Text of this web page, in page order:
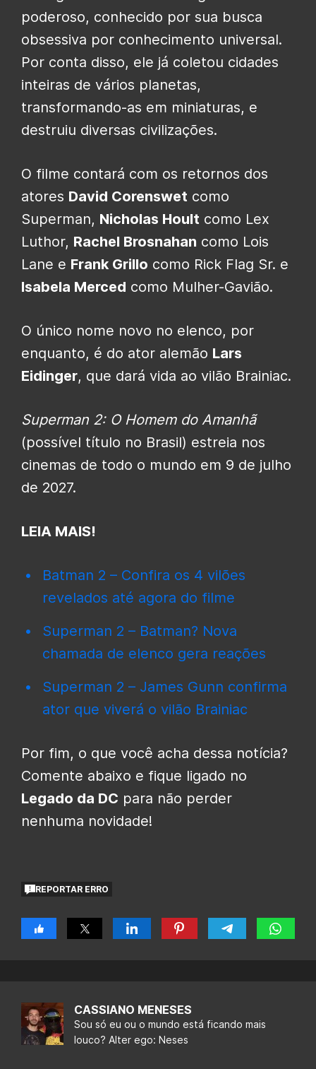
poderoso, conhecido por sua busca
obsessiva por conhecimento universal.
Por conta disso, ele já coletou cidades
inteiras de vários planetas,
transformando-as em miniaturas, e
destruiu diversas civilizações.
O filme contará com os retornos dos
atores David Corenswet como
Superman, Nicholas Hoult como Lex
Luthor, Rachel Brosnahan como Lois
Lane e Frank Grillo como Rick Flag Sr. e
Isabela Merced como Mulher-Gavião.
O único nome novo no elenco, por
enquanto, é do ator alemão Lars
Eidinger, que dará vida ao vilão Brainiac.
Superman 2: O Homem do Amanhã
(possível título no Brasil) estreia nos
cinemas de todo o mundo em 9 de julho
de 2027.
LEIA MAIS!
Batman 2 – Confira os 4 vilões
revelados até agora do filme
Superman 2 – Batman? Nova
chamada de elenco gera reações
Superman 2 – James Gunn confirma
ator que viverá o vilão Brainiac
Por fim, o que você acha dessa notícia?
Comente abaixo e fique ligado no
Legado da DC para não perder
nenhuma novidade!
REPORTAR ERRO
CASSIANO MENESES
Sou só eu ou o mundo está ficando mais
louco? Alter ego: Neses